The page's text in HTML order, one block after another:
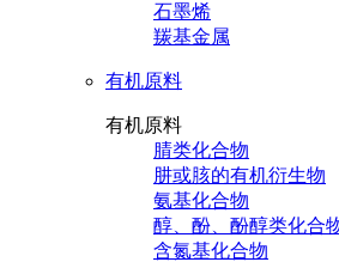
石墨烯
羰基金属
有机原料
有机原料
腈类化合物
肼或胲的有机衍生物
氨基化合物
醇、酚、酚醇类化合
含氮基化合物